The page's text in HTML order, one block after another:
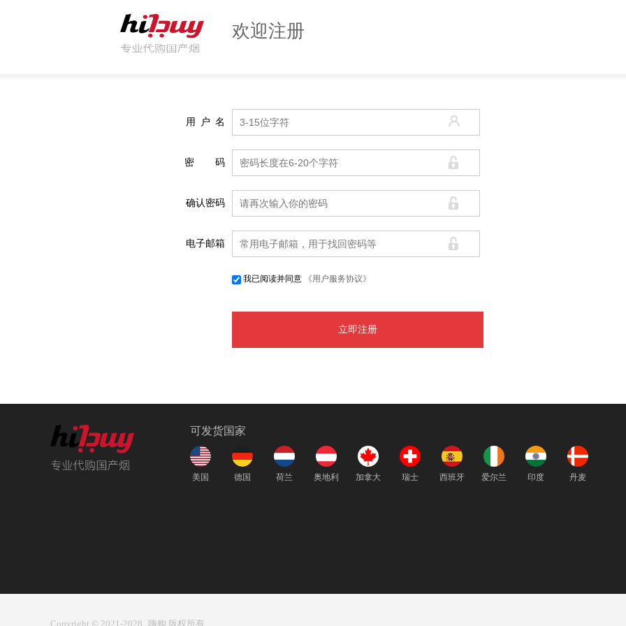
欢迎注册
用 户 名
密 码
确认密码
电子邮箱
我已阅读并同意 《用户服务协议》
可发货国家
美国 德国 荷兰 奥地利 加拿大 瑞士 西班牙 爱尔兰 印度 丹麦
Copyright © 2021-2028 嗨购 版权所有